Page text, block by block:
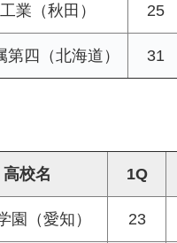
業（秋田） 25
四（北海道） 31
高校名 1Q
園（愛知） 23